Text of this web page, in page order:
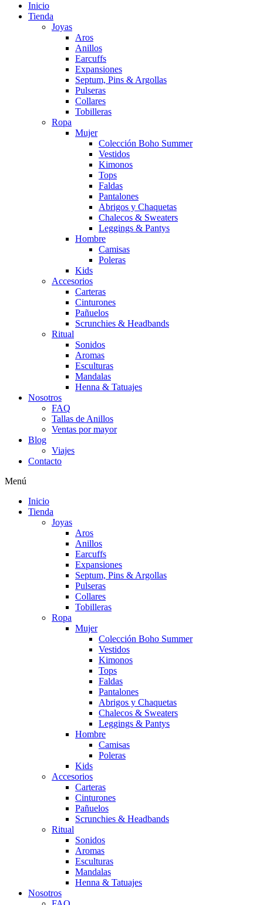
Inicio
Tienda
Joyas
Aros
Anillos
Earcuffs
Expansiones
Septum, Pins & Argollas
Pulseras
Collares
Tobilleras
Ropa
Mujer
Colección Boho Summer
Vestidos
Kimonos
Tops
Faldas
Pantalones
Abrigos y Chaquetas
Chalecos & Sweaters
Leggings & Pantys
Hombre
Camisas
Poleras
Kids
Accesorios
Carteras
Cinturones
Pañuelos
Scrunchies & Headbands
Ritual
Sonidos
Aromas
Esculturas
Mandalas
Henna & Tatuajes
Nosotros
FAQ
Tallas de Anillos
Ventas por mayor
Blog
Viajes
Contacto
Menú
Inicio
Tienda
Joyas
Aros
Anillos
Earcuffs
Expansiones
Septum, Pins & Argollas
Pulseras
Collares
Tobilleras
Ropa
Mujer
Colección Boho Summer
Vestidos
Kimonos
Tops
Faldas
Pantalones
Abrigos y Chaquetas
Chalecos & Sweaters
Leggings & Pantys
Hombre
Camisas
Poleras
Kids
Accesorios
Carteras
Cinturones
Pañuelos
Scrunchies & Headbands
Ritual
Sonidos
Aromas
Esculturas
Mandalas
Henna & Tatuajes
Nosotros